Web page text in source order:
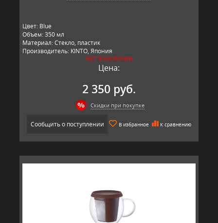
Цвет: Blue
Объем: 350 мл
Материал: Стекло, пластик
Производитель: KINTO, Япония
НЕТ В НАЛИЧИИ
Цена:
2 350 руб.
Скидки при покупке
Сообщить о поступлении В избранное К сравнению